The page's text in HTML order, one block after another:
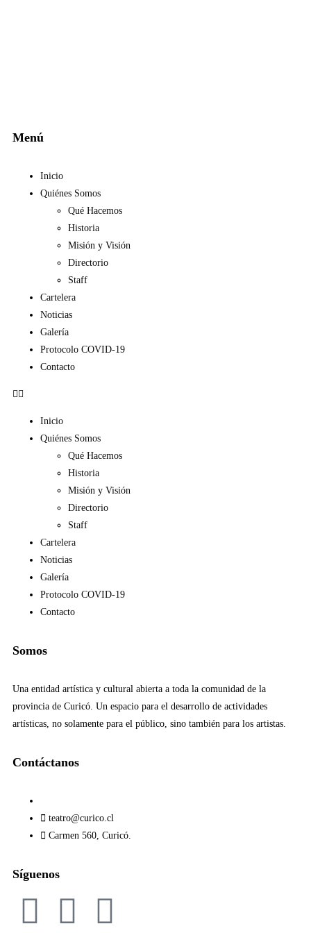
Menú
Inicio
Quiénes Somos
Qué Hacemos
Historia
Misión y Visión
Directorio
Staff
Cartelera
Noticias
Galería
Protocolo COVID-19
Contacto
Inicio
Quiénes Somos
Qué Hacemos
Historia
Misión y Visión
Directorio
Staff
Cartelera
Noticias
Galería
Protocolo COVID-19
Contacto
Somos
Una entidad artística y cultural abierta a toda la comunidad de la
provincia de Curicó. Un espacio para el desarrollo de actividades
artísticas, no solamente para el público, sino también para los artistas.
Contáctanos​
teatro@curico.cl
Carmen 560, Curicó.
Síguenos